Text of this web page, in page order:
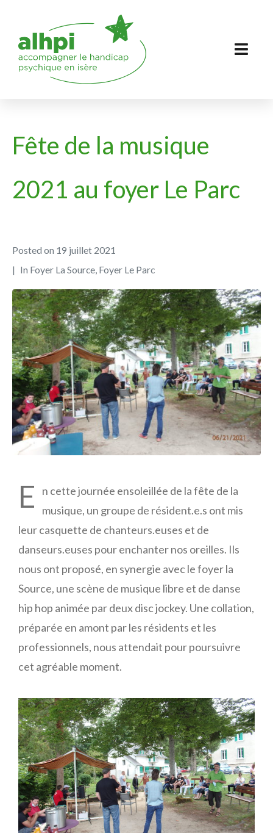
Fête de la musique
2021 au foyer Le Parc
Posted on 19 juillet 2021
In Foyer La Source, Foyer Le Parc
E
n cette journée ensoleillée de la fête de la
musique, un groupe de résident.e.s ont mis
leur casquette de chanteurs.euses et de
danseurs.euses pour enchanter nos oreilles. Ils
nous ont proposé, en synergie avec le foyer la
Source, une scène de musique libre et de danse
hip hop animée par deux disc jockey. Une collation,
préparée en amont par les résidents et les
professionnels, nous attendait pour poursuivre
cet agréable moment.